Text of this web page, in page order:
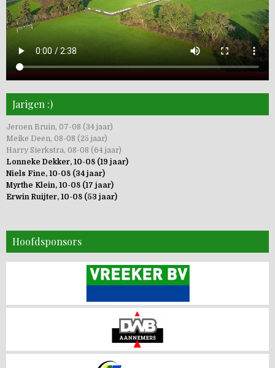
Jarigen :)
Jeroen Bruin, 07-08 (34 jaar)
Meike Deen, 08-08 (25 jaar)
Harry Sierkstra, 08-08 (64 jaar)
Lonneke Dekker, 10-08 (19 jaar)
Niels Fine, 10-08 (34 jaar)
Myrthe Klein, 10-08 (17 jaar)
Erwin Ruijter, 10-08 (53 jaar)
Hoofdsponsors